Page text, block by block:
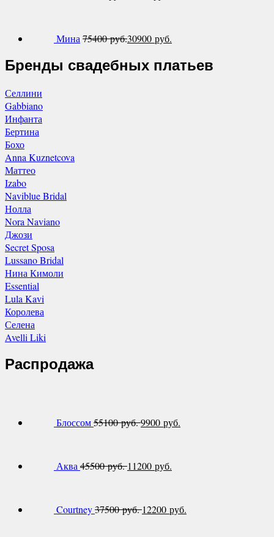
Мина75400руб.30900 руб.
Бренды свадебных платьев
Селлини
Gabbiano
Инфанта
Бертина
Бохо
Anna Kuznetcova
Маттео
Izabo
Naviblue Bridal
Нолла
Nora Naviano
Джози
Secret Sposa
Lussano Bridal
Нина Кимоли
Essential
Lula Kavi
Королева
Селена
Avelli Liki
Распродажа
Блоссом55100 руб.9900 руб.
Аква 45500 руб. 11200 руб.
Courtney37500 руб. 12200 руб.